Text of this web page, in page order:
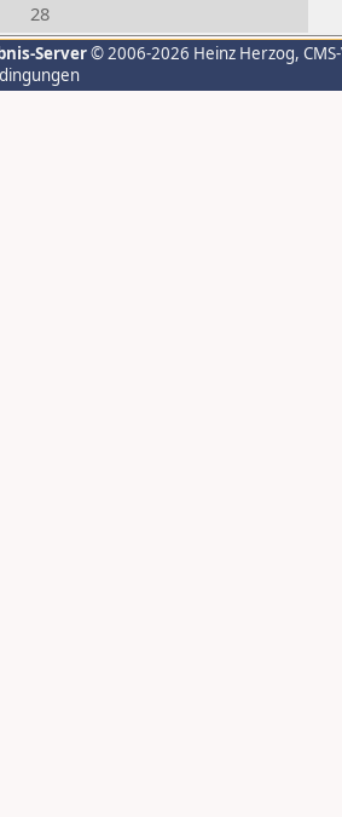
28
Server© 2006-2026 Heinz Herzog,